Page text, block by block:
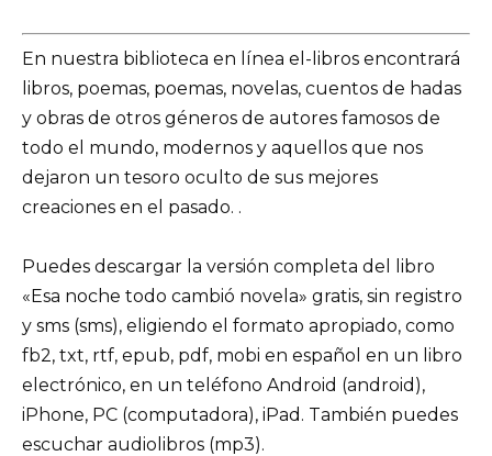
En nuestra biblioteca en línea el-libros encontrará
libros, poemas, poemas, novelas, cuentos de hadas
y obras de otros géneros de autores famosos de
todo el mundo, modernos y aquellos que nos
dejaron un tesoro oculto de sus mejores
creaciones en el pasado. .
Puedes descargar la versión completa del libro
«Esa noche todo cambió novela» gratis, sin registro
y sms (sms), eligiendo el formato apropiado, como
fb2, txt, rtf, epub, pdf, mobi en español en un libro
electrónico, en un teléfono Android (android),
iPhone, PC (computadora), iPad. También puedes
escuchar audiolibros (mp3).